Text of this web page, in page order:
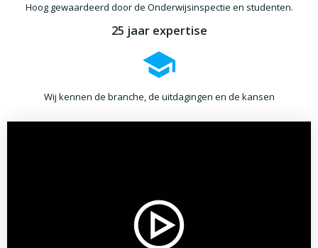
Hoog gewaardeerd door de Onderwijsinspectie en studenten.
25 jaar expertise
Wij kennen de branche, de uitdagingen en de kansen